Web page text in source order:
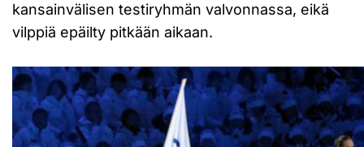
kansainvälisen testiryhmän valvonnassa, eikä
vilppiä epäilty pitkään aikaan.